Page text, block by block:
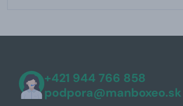
+421 944 766 858
podpora@manboxeo.sk